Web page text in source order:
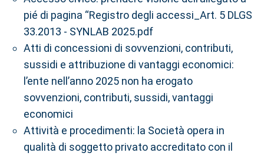
pié di pagina “Registro degli accessi_Art. 5 DLGS
33.2013 - SYNLAB 2025.pdf
Atti di concessioni di sovvenzioni, contributi,
sussidi e attribuzione di vantaggi economici:
l’ente nell’anno 2025 non ha erogato
sovvenzioni, contributi, sussidi, vantaggi
economici
Attività e procedimenti: la Società opera in
qualità di soggetto privato accreditato con il